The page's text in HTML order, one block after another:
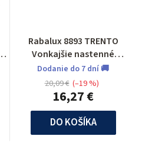
Rabalux 8893 TRENTO
Vonkajšie nastenné
svietidlo
Dodanie do 7 dní 🚚
16,27 €
20,09 € (–19 %)
DO KOŠÍKA